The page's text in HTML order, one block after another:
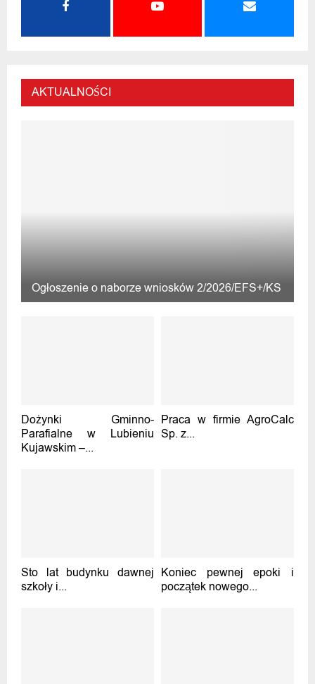
AKTUALNOŚCI
Ogłoszenie o naborze wniosków 2/2026/EFS+/KS
Dożynki Gminno-
Parafialne w Lubieniu
Kujawskim –...
Praca w firmie AgroCalc
Sp. z...
Sto lat budynku dawnej
szkoły i...
Koniec pewnej epoki i
początek nowego...